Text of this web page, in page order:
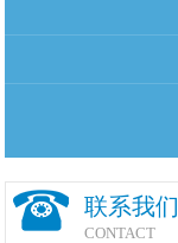
联系我们
CONTACT